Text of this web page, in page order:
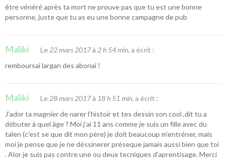
être vénéré après ta mort ne prouve pas que tu est une bonne
personne, juste que tu as eu une bonne campagne de pub
Maliki Le 22 mars 2017à 2 h 54 min, a écrit :
remboursai largan des abonai !
Maliki Le 28 mars 2017à 18 h 51 min, a écrit :
J’ador ta magnier de narer l’histoir et tes dessin son cool ,dit tu a
débuter à quel âge ? Moi j’ai 11 ans comme je suis un fille avec du
talen (c’est se que dit mon pére) je doit beaucoup m’entréner, mais
moi je pense que je ne déssinerer préseque jamais aussi bien que toi
. Alor je suis pas contre une ou deux tecniques d’aprentisage. Merci